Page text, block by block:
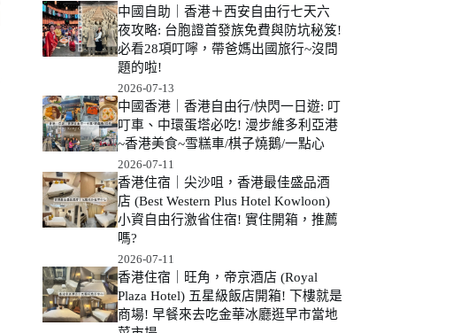
中國自助｜香港＋西安自由行七天六
夜攻略: 台胞證首發族免費與防坑秘笈!
必看28項叮嚀，帶爸媽出國旅行~沒問
題的啦!
2026-07-13
中國香港｜香港自由行/快閃一日遊: 叮
叮車、中環蛋塔必吃! 漫步維多利亞港
~香港美食~雪糕車/棋子燒鵝/一點心
2026-07-11
香港住宿｜尖沙咀，香港最佳盛品酒
店 (Best Western Plus Hotel Kowloon)
小資自由行激省住宿! 實住開箱，推薦
嗎?
2026-07-11
香港住宿｜旺角，帝京酒店 (Royal
Plaza Hotel) 五星級飯店開箱! 下樓就是
商場! 早餐來去吃金華冰廳逛早市當地